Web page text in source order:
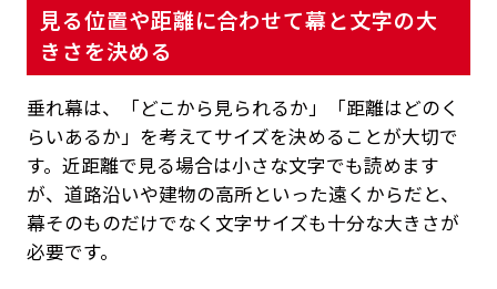
見る位置や距離に合わせて幕と文字の大
きさを決める
垂れ幕は、「どこから見られるか」「距離はどのく
らいあるか」を考えてサイズを決めることが大切で
す。近距離で見る場合は小さな文字でも読めます
が、道路沿いや建物の高所といった遠くからだと、
幕そのものだけでなく文字サイズも十分な大きさが
必要です。